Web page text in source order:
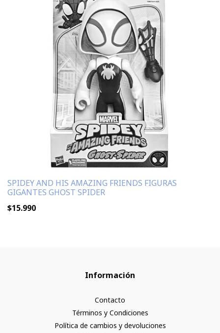
SPIDEY AND HIS AMAZING FRIENDS FIGURAS
GIGANTES GHOST SPIDER
$15.990
Información
Contacto
Términos y Condiciones
Política de cambios y devoluciones